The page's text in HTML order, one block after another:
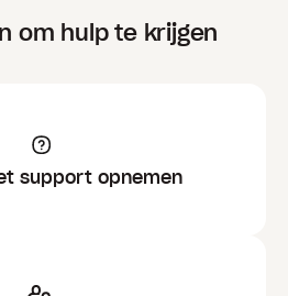
om hulp te krijgen
support opnemen